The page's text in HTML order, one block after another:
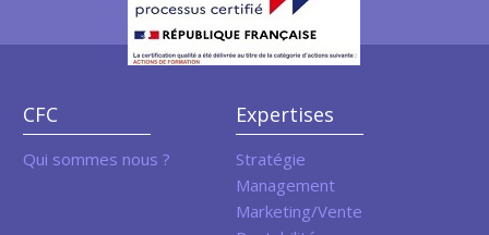
CFC
Qui sommes nous ?
Expertises
Stratégie
Management
Marketing/Vente